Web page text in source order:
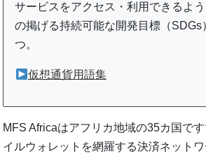
サービスをアクセス・利用できるよ
の掲げる持続可能な開発目標（SDGs
つ。
仮想通貨用語集
MFS Africaはアフリカ地域の35カ国で
イルウォレットを網羅する決済ネット